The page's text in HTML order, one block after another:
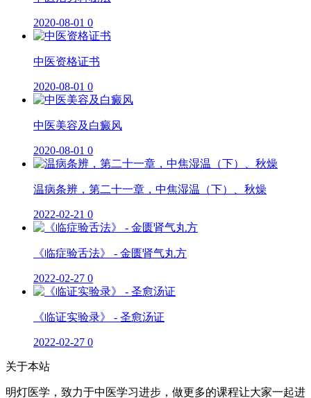
2020-08-01 0
中医资格证书
2020-08-01 0
中医美容及白癜风
2020-08-01 0
温病条辨，第二十一章，中焦湿温（下）、秋燥
2022-02-21 0
《临症验舌法》 - 金匮肾气丸方
2022-02-27 0
《临证实验录》 - 圣愈汤证
2022-02-27 0
关于本站
明灯医学，致力于中医学习进步，做更多的课程让大家一起进